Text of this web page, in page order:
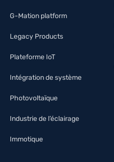
G-Mation platform
Legacy Products
Plateforme IoT
Intégration de système
Photovoltaïque
Industrie de l’éclairage
Immotique